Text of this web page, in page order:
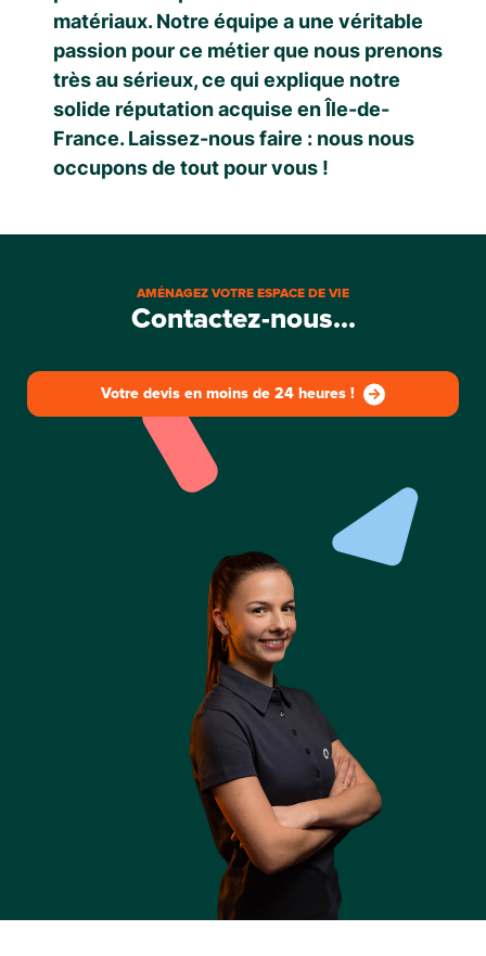
matériaux. Notre équipe a une véritable
passion pour ce métier que nous prenons
très au sérieux, ce qui explique notre
solide réputation acquise en Île-de-
France. Laissez-nous faire : nous nous
occupons de tout pour vous !
AMÉNAGEZ VOTRE ESPACE DE VIE
Contactez-nous...
Votre devis en moins de 24 heures !